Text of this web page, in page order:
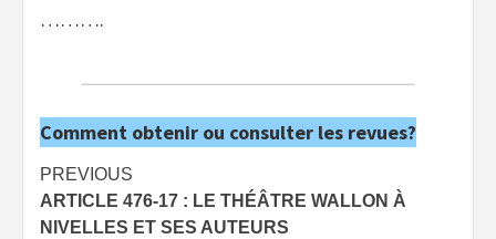
……….
Comment obtenir ou consulter les revues?
Post
navigation
PREVIOUS
ARTICLE 476-17 : LE THÉÂTRE WALLON À
NIVELLES ET SES AUTEURS